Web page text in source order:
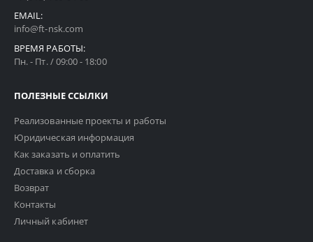
EMAIL:
info@ft-nsk.com
ВРЕМЯ РАБОТЫ:
Пн. - Пт. / 09:00 - 18:00
ПОЛЕЗНЫЕ ССЫЛКИ
Реализованные проекты и работы
Юридическая информация
Как заказать и оплатить
Доставка и сборка
Возврат
Контакты
Личный кабинет